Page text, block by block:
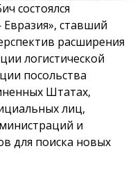
состоялся
ставший
расширения
логистической
посольства
Штатах,
лиц,
и
для поиска новых